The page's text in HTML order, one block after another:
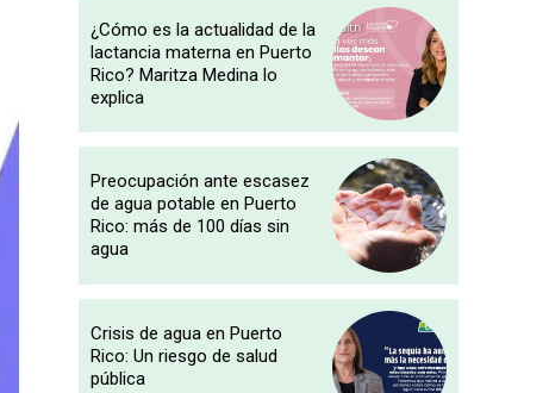
¿Cómo es la actualidad de la
lactancia materna en Puerto
Rico? Maritza Medina lo
explica
Preocupación ante escasez
de agua potable en Puerto
Rico: más de 100 días sin
agua
Crisis de agua en Puerto
Rico: Un riesgo de salud
pública